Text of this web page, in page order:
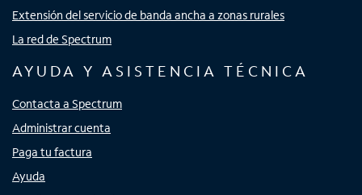
Extensión del servicio de banda ancha a zonas rurales
La red de Spectrum
AYUDA Y ASISTENCIA TÉCNICA
Contacta a Spectrum
Administrar cuenta
Paga tu factura
Ayuda